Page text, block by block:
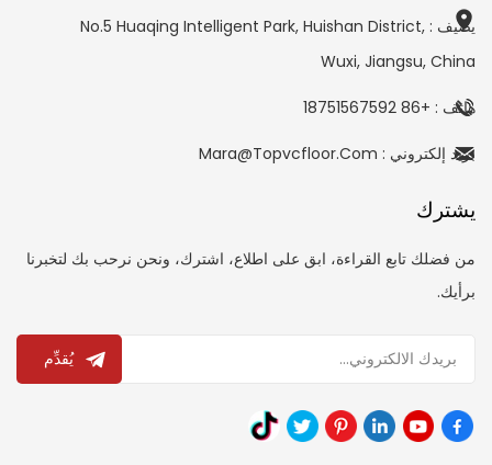
يضيف : No.5 Huaqing Intelligent Park, Huishan District,
Wuxi, Jiangsu, China
هاتف : +86 18751567592
بريد إلكتروني : Mara@topvcfloor.com
يشترك
من فضلك تابع القراءة، ابق على اطلاع، اشترك، ونحن نرحب بك لتخبرنا
برأيك.
يُقدِّم